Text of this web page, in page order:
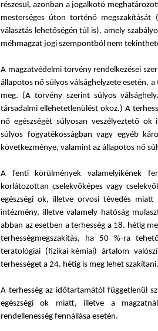
részesül, azonban a jogalkotó
mesterséges úton történő
választás lehetőségén túl is), amely
méhmagzat jogi szempontból nem
A magzatvédelmi törvény rendelkezései
állapotos nő súlyos válsághelyzete esetén,
meg. (A törvény szerint súlyos
társadalmi ellehetetlenülést okoz.) A
nő egészségét súlyosan veszélyeztető
súlyos fogyatékosságban vagy egyéb
következménye, valamint az állapotos nő
A fenti körülmények valamelyikének
korlátozottan cselekvőképes vagy
egészségi ok, illetve orvosi tévedés
intézmény, illetve valamely hatóság
abban az esetben a terhesség a 18. hétig
terhességmegszakítás, ha 50 %-ra
teratológiai (fizikai-kémiai) ártalom
terhességet a 24. hétig is meg lehet szakítani.
A terhesség az időtartamától függetlenül
egészségi ok miatt, illetve a
rendellenesség fennállása esetén.